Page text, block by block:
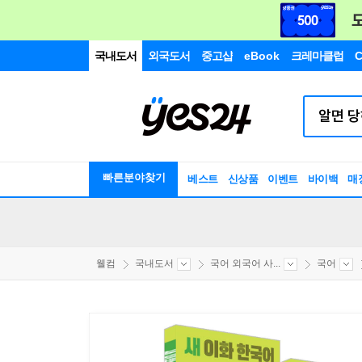
국내도서 외국도서 중고샵 eBook 크레마클럽
빠른분야찾기 베스트 신상품 이벤트 바이백 매
웰컴 국내도서 국어 외국어 사... 국어